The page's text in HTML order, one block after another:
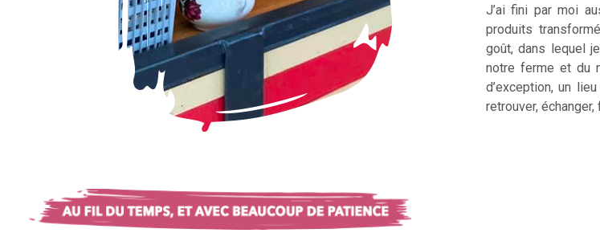
J’ai fini par moi
produits
goût, dans lequel
notre ferme et du
d’exception, un
retrouver,